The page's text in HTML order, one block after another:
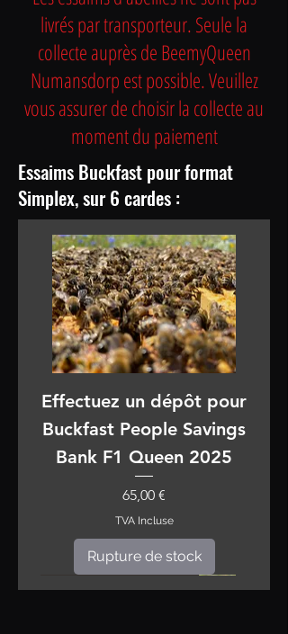
livrés par transporteur. Seule la
collecte auprès de BeemyQueen
Numansdorp est possible. Veuillez
vous assurer de choisir la collecte au
moment du paiement
Essaims Buckfast pour format
Simplex, sur 6 cardes :
Effectuez un dépôt pour
Buckfast People Savings
Bank F1 Queen 2025
Prix
65,00 €
TVA Incluse
Rupture de stock